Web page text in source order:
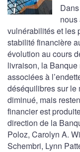
vulnérabilités et les
stabilité financière
évolution au cours
livraison, la
associées à
déséquilibres sur le
diminué, mais
financier est
direction de la
Poloz, Carolyn A.
Schembri, Lynn